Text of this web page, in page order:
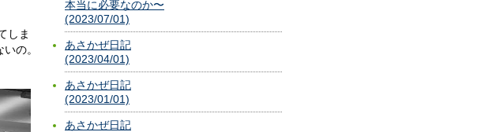
しま
の。
本当に必要なのか〜
(2023/07/01)
あさかぜ日記
(2023/04/01)
あさかぜ日記
(2023/01/01)
あさかぜ日記